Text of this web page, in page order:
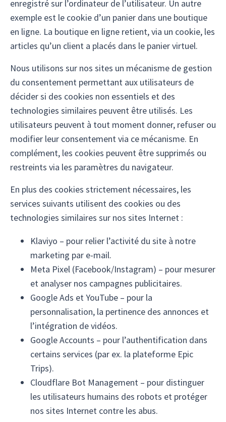
enregistré sur l’ordinateur de l’utilisateur. Un autre
exemple est le cookie d’un panier dans une boutique
en ligne. La boutique en ligne retient, via un cookie, les
articles qu’un client a placés dans le panier virtuel.
Nous utilisons sur nos sites un mécanisme de gestion
du consentement permettant aux utilisateurs de
décider si des cookies non essentiels et des
technologies similaires peuvent être utilisés. Les
utilisateurs peuvent à tout moment donner, refuser ou
modifier leur consentement via ce mécanisme. En
complément, les cookies peuvent être supprimés ou
restreints via les paramètres du navigateur.
En plus des cookies strictement nécessaires, les
services suivants utilisent des cookies ou des
technologies similaires sur nos sites Internet :
Klaviyo – pour relier l’activité du site à notre
marketing par e-mail.
Meta Pixel (Facebook/Instagram) – pour mesurer
et analyser nos campagnes publicitaires.
Google Ads et YouTube – pour la
personnalisation, la pertinence des annonces et
l’intégration de vidéos.
Google Accounts – pour l’authentification dans
certains services (par ex. la plateforme Epic
Trips).
Cloudflare Bot Management – pour distinguer
les utilisateurs humains des robots et protéger
nos sites Internet contre les abus.